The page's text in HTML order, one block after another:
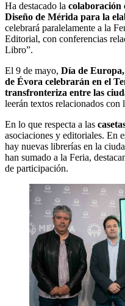
Ha destacado la colaboración
Diseño de Mérida para la
celebrará paralelamente a la
Editorial, con conferencias
Libro”.
El 9 de mayo, Día de
de Évora celebrarán en el
transfronteriza entre las
leerán textos relacionados con
En lo que respecta a las
asociaciones y editoriales. En
hay nuevas librerías en la
han sumado a la Feria,
de participación.